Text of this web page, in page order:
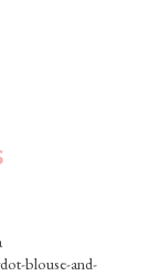
blouse-and-